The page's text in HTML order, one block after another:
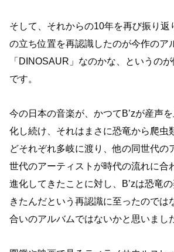
そして、それからの10年を再び振り返
の立ち位置を再認識したのが今作のア
「DINOSAUR」なのかな、というの
です。
今の日本の音楽が、かつてB’zが産声
化し続け、それはまさに恐竜から爬虫
どそれぞれ多岐に渡り、他の同世代の
世代のアーティストが時代の流れに合
進化してきたことに対し、B’zは恐竜
きたんだという再認識に至ったのでは
合いのアルバムではないかと思いまし